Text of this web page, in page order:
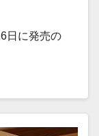
日に発売の